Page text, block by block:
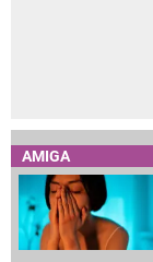
AMIGA